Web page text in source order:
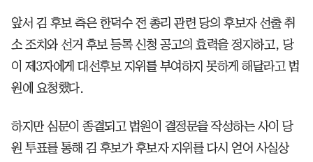
앞서 김 후보 측은 한덕수 전 총리 관련 당의 후보자 선출 취
소 조치와 선거 후보 등록 신청 공고의 효력을 정지하고, 당
이 제3자에게 대선후보 지위를 부여하지 못하게 해달라고 법
원에 요청했다.
하지만 심문이 종결되고 법원이 결정문을 작성하는 사이 당
원 투표를 통해 김 후보가 후보자 지위를 다시 얻어 사실상